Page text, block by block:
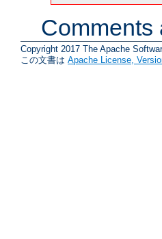
Comments
Copyright 2017 The Apache
この文書は Apache License,